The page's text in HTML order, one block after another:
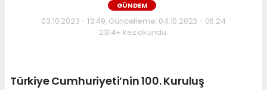
GÜNDEM
03.10.2023 - 13:49, Güncelleme: 04.10.2023 - 06:24
2314+ kez okundu.
Türkiye Cumhuriyeti’nin 100. Kuruluş